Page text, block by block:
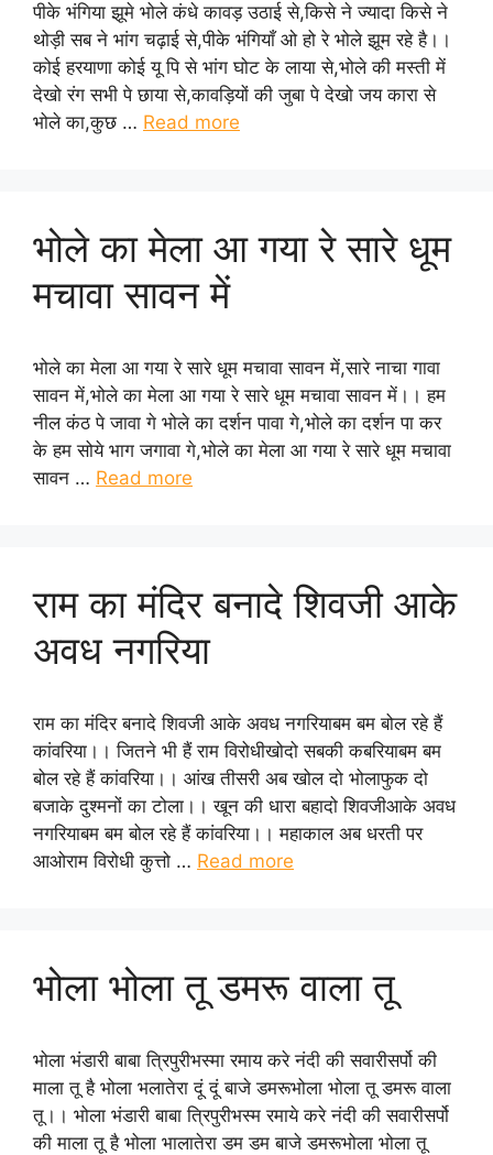
पीके भंगिया झूमे भोले कंधे कावड़ उठाई से,किसे ने ज्यादा किसे ने
थोड़ी सब ने भांग चढ़ाई से,पीके भंगियाँ ओ हो रे भोले झूम रहे है।।
कोई हरयाणा कोई यू पि से भांग घोट के लाया से,भोले की मस्ती में
देखो रंग सभी पे छाया से,कावड़ियों की जुबा पे देखो जय कारा से
भोले का,कुछ … Read more
भोले का मेला आ गया रे सारे धूम
मचावा सावन में
भोले का मेला आ गया रे सारे धूम मचावा सावन में,सारे नाचा गावा
सावन में,भोले का मेला आ गया रे सारे धूम मचावा सावन में।। हम
नील कंठ पे जावा गे भोले का दर्शन पावा गे,भोले का दर्शन पा कर
के हम सोये भाग जगावा गे,भोले का मेला आ गया रे सारे धूम मचावा
सावन … Read more
राम का मंदिर बनादे शिवजी आके
अवध नगरिया
राम का मंदिर बनादे शिवजी आके अवध नगरियाबम बम बोल रहे हैं
कांवरिया।। जितने भी हैं राम विरोधीखोदो सबकी कबरियाबम बम
बोल रहे हैं कांवरिया।। आंख तीसरी अब खोल दो भोलाफुक दो
बजाके दुश्मनों का टोला।। खून की धारा बहादो शिवजीआके अवध
नगरियाबम बम बोल रहे हैं कांवरिया।। महाकाल अब धरती पर
आओराम विरोधी कुत्तो … Read more
भोला भोला तू डमरू वाला तू
भोला भंडारी बाबा त्रिपुरीभस्मा रमाय करे नंदी की सवारीसर्पो की
माला तू है भोला भलातेरा दूं दूं बाजे डमरूभोला भोला तू डमरू वाला
तू।। भोला भंडारी बाबा त्रिपुरीभस्म रमाये करे नंदी की सवारीसर्पो
की माला तू है भोला भालातेरा डम डम बाजे डमरूभोला भोला तू